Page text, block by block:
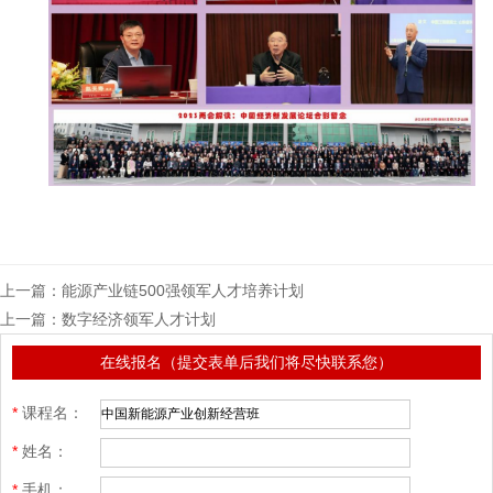
上一篇： 能源产业链500强领军人才培养计划
上一篇： 数字经济领军人才计划
在线报名（提交表单后我们将尽快联系您）
* 课程名：
* 姓名：